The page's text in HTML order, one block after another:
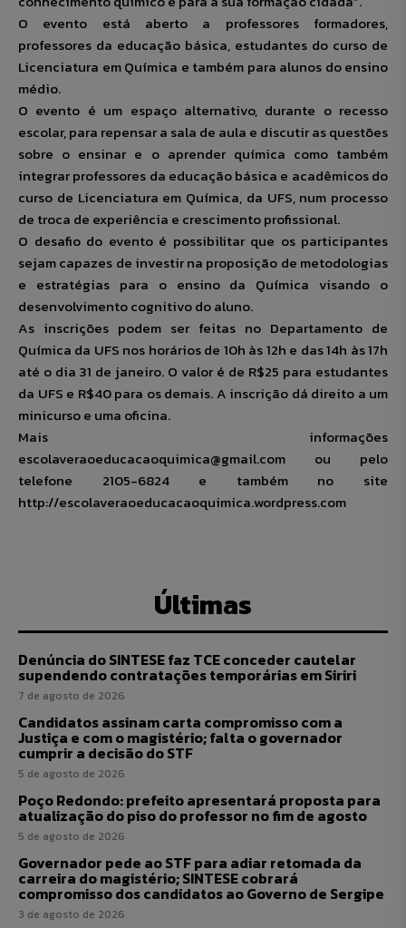
O evento está aberto a professores formadores,
professores da educação básica, estudantes do curso de
Licenciatura em Química e também para alunos do ensino
médio.
O evento é um espaço alternativo, durante o recesso
escolar, para repensar a sala de aula e discutir as questões
sobre o ensinar e o aprender química como também
integrar professores da educação básica e acadêmicos do
curso de Licenciatura em Química, da UFS, num processo
de troca de experiência e crescimento profissional.
O desafio do evento é possibilitar que os participantes
sejam capazes de investir na proposição de metodologias
e estratégias para o ensino da Química visando o
desenvolvimento cognitivo do aluno.
As inscrições podem ser feitas no Departamento de
Química da UFS nos horários de 10h às 12h e das 14h às 17h
até o dia 31 de janeiro. O valor é de R$25 para estudantes
da UFS e R$40 para os demais. A inscrição dá direito a um
minicurso e uma oficina.
Mais informações
escolaveraoeducacaoquimica@gmail.com ou pelo
telefone 2105-6824 e também no site
http://escolaveraoeducacaoquimica.wordpress.com
Últimas
Denúncia do SINTESE faz TCE conceder cautelar
supendendo contratações temporárias em Siriri
7 de agosto de 2026
Candidatos assinam carta compromisso com a
Justiça e com o magistério; falta o governador
cumprir a decisão do STF
5 de agosto de 2026
Poço Redondo: prefeito apresentará proposta para
atualização do piso do professor no fim de agosto
5 de agosto de 2026
Governador pede ao STF para adiar retomada da
carreira do magistério; SINTESE cobrará
compromisso dos candidatos ao Governo de Sergipe
3 de agosto de 2026